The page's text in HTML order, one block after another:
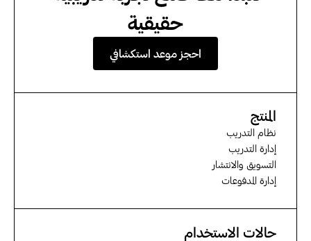
حقيقية
احجز موعد استكشافي
المنتج
نظام التدريب
إدارة التدريب
التسويق والانتشار
إدارة المدفوعات
حالات الاستخدام